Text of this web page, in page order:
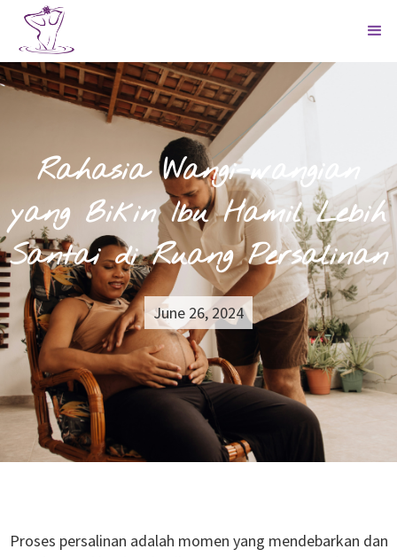
Rahasia Wangi-wangian
yang Bikin Ibu Hamil Lebih
Santai di Ruang Persalinan
June 26, 2024
Proses persalinan adalah momen yang mendebarkan dan